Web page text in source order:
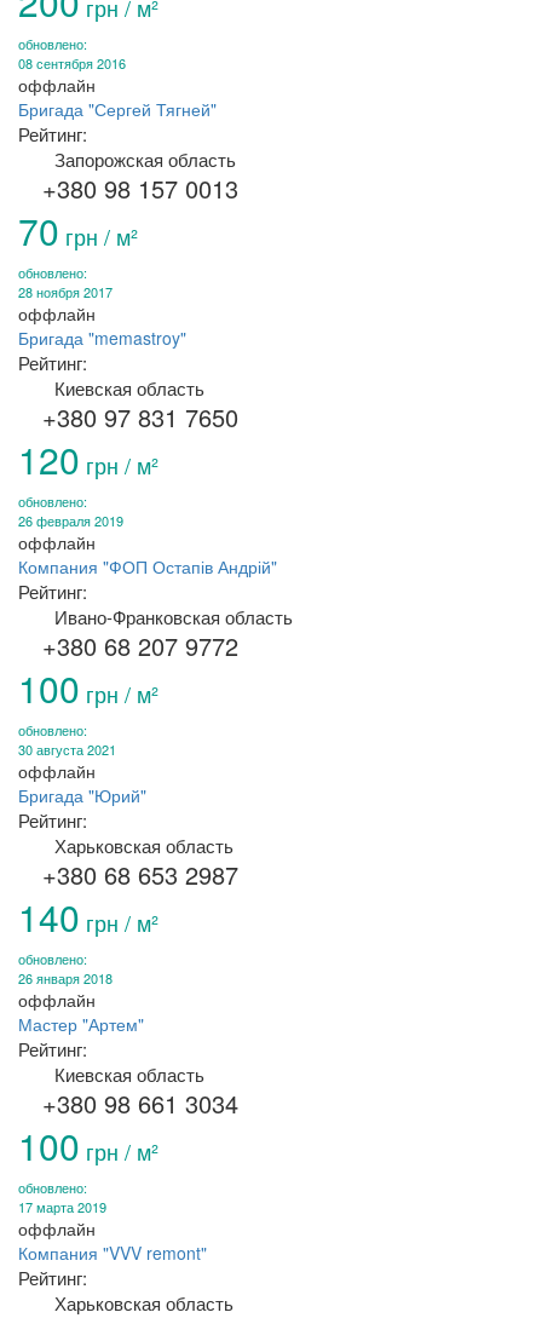
грн / м²
обновлено:
08 сентября 2016
оффлайн
Бригада "Сергей Тягней"
Рейтинг:
Запорожская область
+380 98 157 0013
70 грн / м²
обновлено:
28 ноября 2017
оффлайн
Бригада "memastroy"
Рейтинг:
Киевская область
+380 97 831 7650
120 грн / м²
обновлено:
26 февраля 2019
оффлайн
Компания "ФОП Остапів Андрій"
Рейтинг:
Ивано-Франковская область
+380 68 207 9772
100 грн / м²
обновлено:
30 августа 2021
оффлайн
Бригада "Юрий"
Рейтинг:
Харьковская область
+380 68 653 2987
140 грн / м²
обновлено:
26 января 2018
оффлайн
Мастер "Артем"
Рейтинг:
Киевская область
+380 98 661 3034
100 грн / м²
обновлено:
17 марта 2019
оффлайн
Компания "VVV remont"
Рейтинг:
Харьковская область